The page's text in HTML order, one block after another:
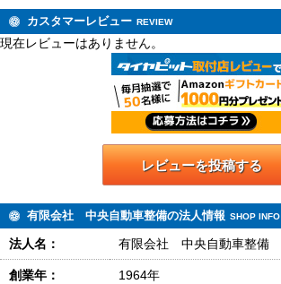
カスタマーレビュー REVIEW
現在レビューはありません。
レビューを投稿する
有限会社 中央自動車整備の法人情報 SHOP INFO
法人名： 有限会社 中央自動車整備
創業年： 1964年